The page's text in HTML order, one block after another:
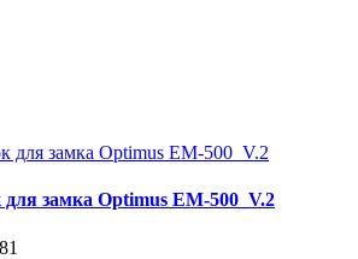
замка Optimus EM-500_V.2